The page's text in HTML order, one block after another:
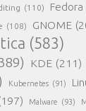
(110) Fedora
(108) GNOME
(583)
KDE (211)
Kubernetes (91)
Malware (93)